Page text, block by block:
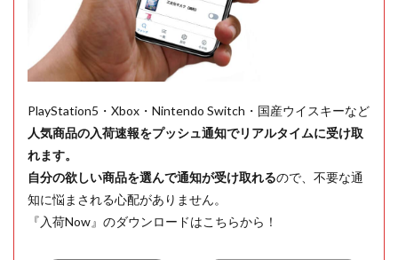
PlayStation5・Xbox・Nintendo Switch・国産ウイスキーなど
人気商品の入荷速報をプッシュ通知でリアルタイムに受け取
れます。
自分の欲しい商品を選んで通知が受け取れるので、不要な通
知に悩まされる心配がありません。
『入荷Now』のダウンロードはこちらから！